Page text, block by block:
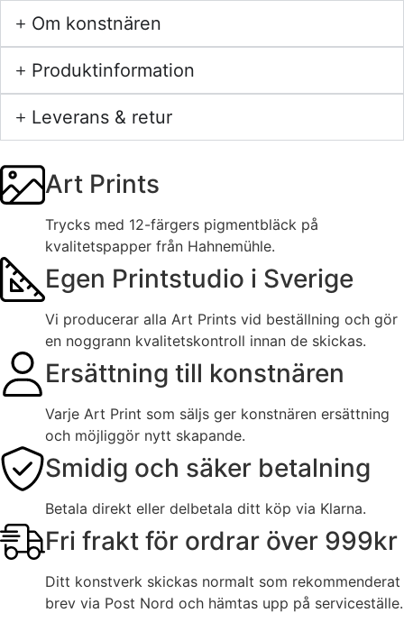
Om konstnären
Produktinformation
Leverans & retur
Art Prints
Trycks med 12-färgers pigmentbläck på
kvalitetspapper från Hahnemühle.
Egen Printstudio i Sverige
Vi producerar alla Art Prints vid beställning och gör
en noggrann kvalitetskontroll innan de skickas.
Ersättning till konstnären
Varje Art Print som säljs ger konstnären ersättning
och möjliggör nytt skapande.
Smidig och säker betalning
Betala direkt eller delbetala ditt köp via Klarna.
Fri frakt för ordrar över 999kr
Ditt konstverk skickas normalt som rekommenderat
brev via Post Nord och hämtas upp på serviceställe.